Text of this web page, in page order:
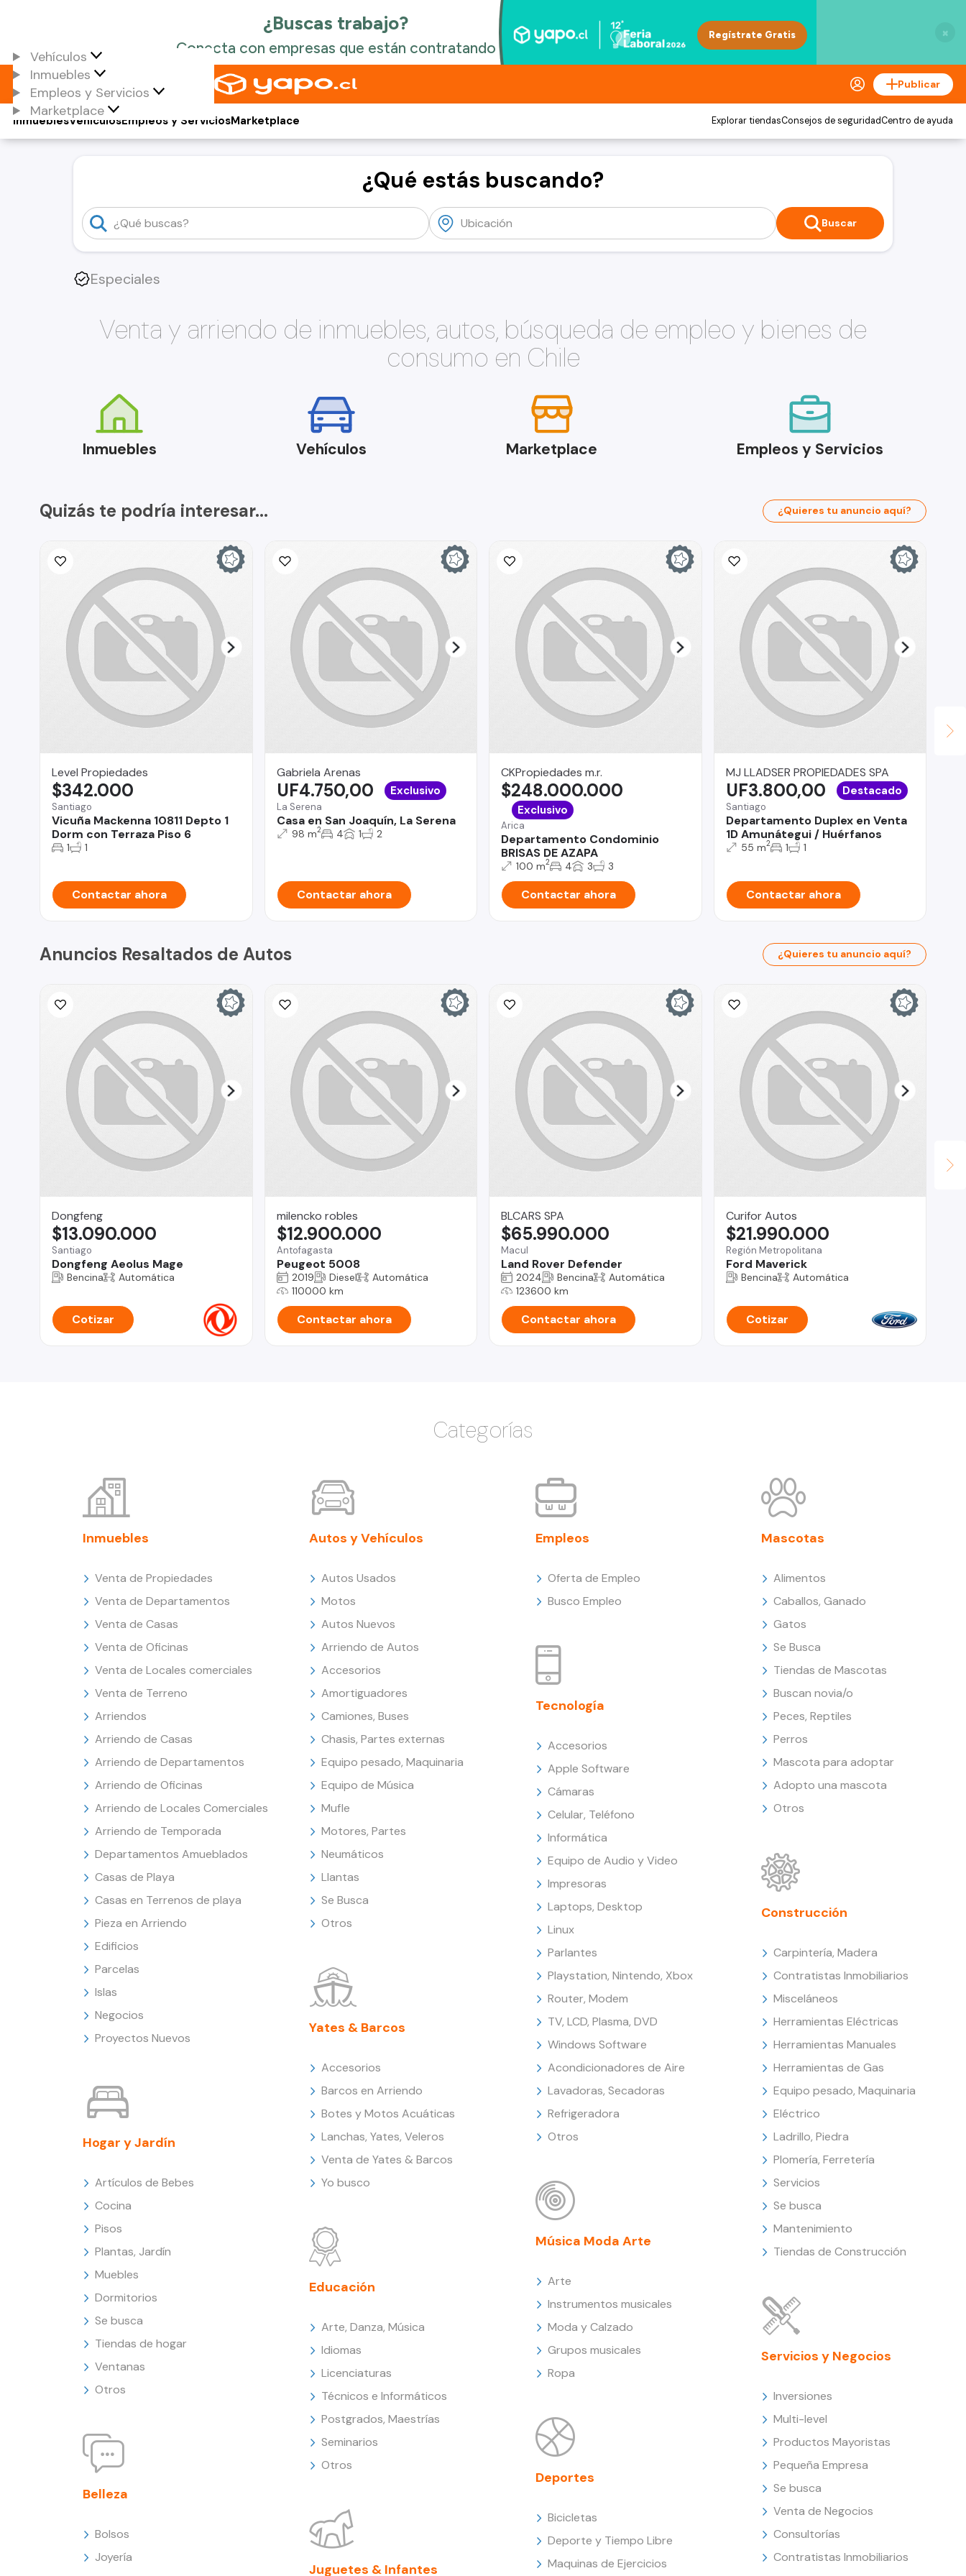
×
Vehículos
Inmuebles
Empleos y Servicios
Marketplace
Publicar
Vehículos
Inmuebles Empleos y ServiciosMarketplace Explorar tiendasConsejos de seguridadCentro de ayuda
¿Qué estás buscando?
Buscar
Especiales
Venta y arriendo de inmuebles, autos, búsqueda de empleo y bienes de
consumo en Chile
Inmuebles Vehículos Marketplace Empleos y Servicios
Quizás te podría interesar... ¿Quieres tu anuncio aquí?
Level Propiedades
Santiago
Vicuña Mackenna 10811 Depto 1
Dorm con Terraza Piso 6
$342.000
1 1
Contactar ahora
Gabriela Arenas
La Serena
Casa en San Joaquín, La Serena
UF4.750,00 Exclusivo
98 m2 4 1 2
Contactar ahora
CKPropiedades m.r.
Arica
Departamento Condominio
BRISAS DE AZAPA
$248.000.000
Exclusivo
100 m2 4 3 3
Contactar ahora
MJ LLADSER PROPIEDADES SPA
Santiago
Departamento Duplex en Venta
1D Amunátegui / Huérfanos
UF3.800,00 Destacado
55 m2 1 1
Contactar ahora
Anuncios Resaltados de Autos ¿Quieres tu anuncio aquí?
Dongfeng
Santiago
Dongfeng Aeolus Mage
$13.090.000
Bencina Automática
Cotizar
milencko robles
Antofagasta
Peugeot 5008
$12.900.000
2019 Diesel
Automática
110000 km
Contactar ahora
BLCARS SPA
Macul
Land Rover Defender
$65.990.000
2024 Bencina
Automática
123600 km
Contactar ahora
Curifor Autos
Región Metropolitana
Ford Maverick
$21.990.000
Bencina Automática
Cotizar
Categorías
Inmuebles
Venta de Propiedades
Venta de Departamentos
Venta de Casas
Venta de Oficinas
Venta de Locales comerciales
Venta de Terreno
Arriendos
Arriendo de Casas
Arriendo de Departamentos
Arriendo de Oficinas
Arriendo de Locales Comerciales
Arriendo de Temporada
Departamentos Amueblados
Casas de Playa
Casas en Terrenos de playa
Pieza en Arriendo
Edificios
Parcelas
Islas
Negocios
Proyectos Nuevos
Hogar y Jardín
Artículos de Bebes
Cocina
Pisos
Plantas, Jardín
Muebles
Dormitorios
Se busca
Tiendas de hogar
Ventanas
Otros
Belleza
Bolsos
Joyería
Autos y Vehículos
Autos Usados
Motos
Autos Nuevos
Arriendo de Autos
Accesorios
Amortiguadores
Camiones, Buses
Chasis, Partes externas
Equipo pesado, Maquinaria
Equipo de Música
Mufle
Motores, Partes
Neumáticos
Llantas
Se Busca
Otros
Yates & Barcos
Accesorios
Barcos en Arriendo
Botes y Motos Acuáticas
Lanchas, Yates, Veleros
Venta de Yates & Barcos
Yo busco
Educación
Arte, Danza, Música
Idiomas
Licenciaturas
Técnicos e Informáticos
Postgrados, Maestrías
Seminarios
Otros
Juguetes & Infantes
Empleos
Oferta de Empleo
Busco Empleo
Tecnología
Accesorios
Apple Software
Cámaras
Celular, Teléfono
Informática
Equipo de Audio y Video
Impresoras
Laptops, Desktop
Linux
Parlantes
Playstation, Nintendo, Xbox
Router, Modem
TV, LCD, Plasma, DVD
Windows Software
Acondicionadores de Aire
Lavadoras, Secadoras
Refrigeradora
Otros
Música Moda Arte
Arte
Instrumentos musicales
Moda y Calzado
Grupos musicales
Ropa
Deportes
Bicicletas
Deporte y Tiempo Libre
Maquinas de Ejercicios
Mascotas
Alimentos
Caballos, Ganado
Gatos
Se Busca
Tiendas de Mascotas
Buscan novia/o
Peces, Reptiles
Perros
Mascota para adoptar
Adopto una mascota
Otros
Construcción
Carpintería, Madera
Contratistas Inmobiliarios
Misceláneos
Herramientas Eléctricas
Herramientas Manuales
Herramientas de Gas
Equipo pesado, Maquinaria
Eléctrico
Ladrillo, Piedra
Plomería, Ferretería
Servicios
Se busca
Mantenimiento
Tiendas de Construcción
Servicios y Negocios
Inversiones
Multi-level
Productos Mayoristas
Pequeña Empresa
Se busca
Venta de Negocios
Consultorías
Contratistas Inmobiliarios